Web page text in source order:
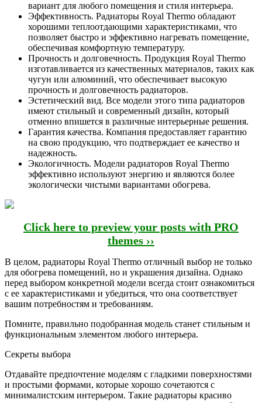
вариант для любого помещения и стиля интерьера.
Эффективность. Радиаторы Royal Thermo обладают
хорошими теплоотдающими характеристиками, что
позволяет быстро и эффективно нагревать помещение,
обеспечивая комфортную температуру.
Прочность и долговечность. Продукция Royal Thermo
изготавливается из качественных материалов, таких как
чугун или алюминий, что обеспечивает высокую
прочность и долговечность радиаторов.
Эстетический вид. Все модели этого типа радиаторов
имеют стильный и современный дизайн, который
отменно впишется в различные интерьерные решения.
Гарантия качества. Компания предоставляет гарантию
на свою продукцию, что подтверждает ее качество и
надежность.
Экологичность. Модели радиаторов Royal Thermo
эффективно используют энергию и являются более
экологически чистыми вариантами обогрева.
Click here to preview your posts with PRO
themes ››
В целом, радиаторы Royal Thermo отличный выбор не только
для обогрева помещений, но и украшения дизайна. Однако
перед выбором конкретной модели всегда стоит ознакомиться
с ее характеристиками и убедиться, что она соответствует
вашим потребностям и требованиям.
Помните, правильно подобранная модель станет стильным и
функциональным элементом любого интерьера.
Секреты выбора
Отдавайте предпочтение моделям с гладкими поверхностями
и простыми формами, которые хорошо сочетаются с
минималистским интерьером. Такие радиаторы красиво